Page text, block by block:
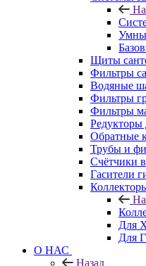
Щиты
Фильтры
Водяные
Фильтры
Фильтры
Редукторы
Обратные
Трубы и
Счётчики
Гасители
Для
Для
О НАС
Назад